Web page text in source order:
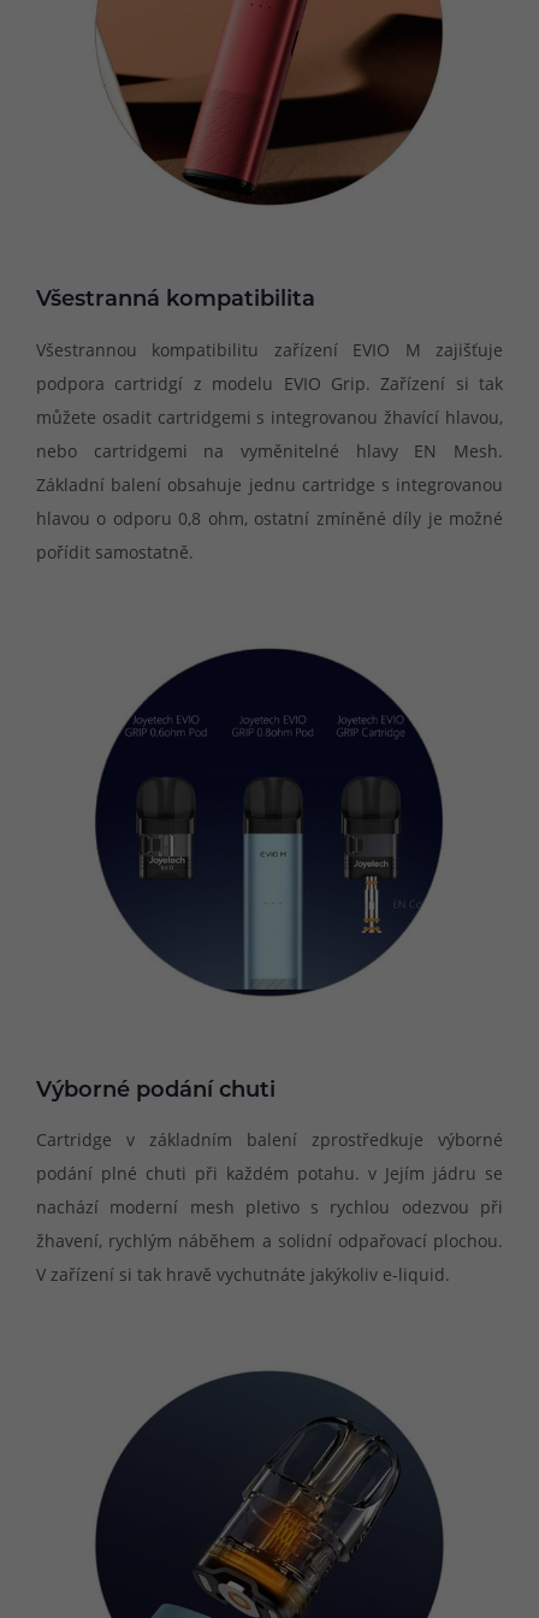
Všestranná kompatibilita
Všestrannou kompatibilitu zařízení EVIO M zajišťuje
podpora cartridgí z modelu EVIO Grip. Zařízení si tak
můžete osadit cartridgemi s integrovanou žhavící hlavou,
nebo cartridgemi na vyměnitelné hlavy EN Mesh.
Základní balení obsahuje jednu cartridge s integrovanou
hlavou o odporu 0,8 ohm, ostatní zmíněné díly je možné
pořídit samostatně.
Výborné podání chuti
Cartridge v základním balení zprostředkuje výborné
podání plné chuti při každém potahu. v Jejím jádru se
nachází moderní mesh pletivo s rychlou odezvou při
žhavení, rychlým náběhem a solidní odpařovací plochou.
V zařízení si tak hravě vychutnáte jakýkoliv e-liquid.